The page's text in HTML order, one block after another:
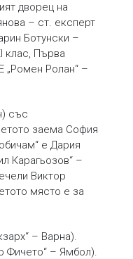
дворец на
– ст. експерт
Ботунски –
клас, Първа
„Ромен Ролан“ –
със
заема София
е Дария
Карагьозов“ –
Виктор
място е за
– Варна).
Фичето“ – Ямбол).